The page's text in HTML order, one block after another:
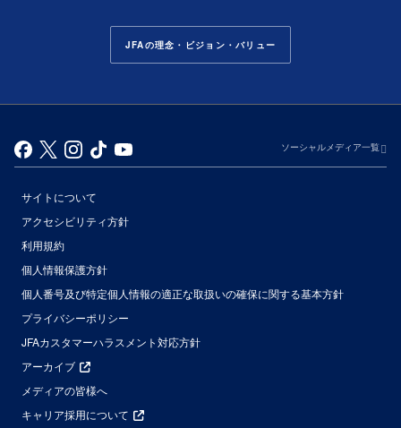
JFAの理念・ビジョン・バリュー
ソーシャルメディア一覧
サイトについて
アクセシビリティ方針
利用規約
個人情報保護方針
個人番号及び特定個人情報の適正な取扱いの確保に関する基本方針
プライバシーポリシー
JFAカスタマーハラスメント対応方針
アーカイブ
メディアの皆様へ
キャリア採用について